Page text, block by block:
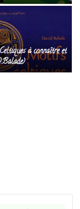
à connaître et